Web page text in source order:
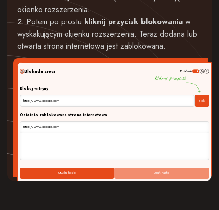
okienko rozszerzenia.
Potem po prostu kliknij przycisk blokowania w
wyskakującym okienku rozszerzenia. Teraz dodana lub
otwarta strona internetowa jest zablokowana.
Blokada sieci Działanie
Blokuj witryny
https://www.google.com
Kliknij przycisk
Blok
Ostatnio zablokowana strona internetowa
https://www.google.com
Utwórz hasło Usuń hasło